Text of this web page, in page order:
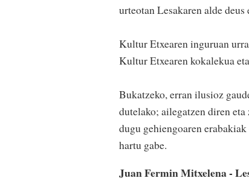
urteotan Lesakaren alde
Kultur Etxearen inguruan
Kultur Etxearen kokalekua
Bukatzeko, erran ilusioz
dutelako; ailegatzen diren
dugu gehiengoaren
hartu gabe.
Juan Fermin Mitxelena -